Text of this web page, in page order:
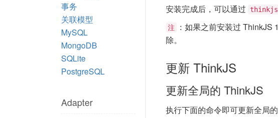
事务
关联模型
MySQL
MongoDB
SQLite
PostgreSQL
Adapter
安装完成后，可以通过
注
：如果之前安装过
除。
更新 ThinkJS
更新全局的 ThinkJS
执行下面的命令即可更新全局